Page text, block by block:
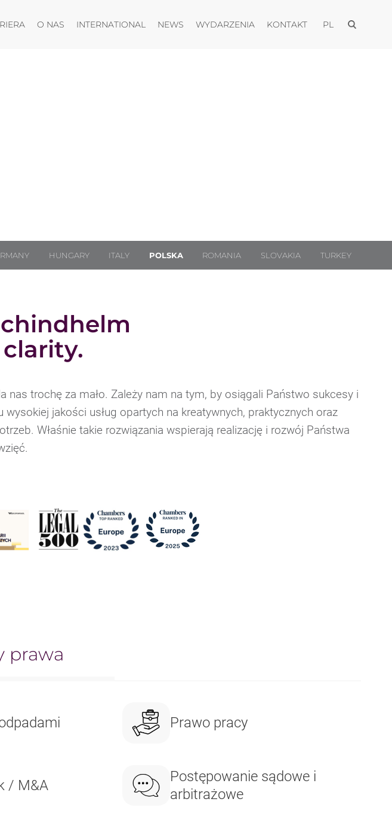
Otwórz menu
O NAS Otwórz menu
INTERNATIONAL Otwórz menu
NEWS Otwórz menu
WYDARZENIAOtwórz menu
KONTAKTOtwórz menu
PL Otwórz
HUNGARY ITALY POLSKA ROMANIA SLOVAKIA TURKEY
trochę za mało. Zależy nam na tym, by osiągali Państwo sukcesy i
jakości usług opartych na kreatywnych, praktycznych oraz
Właśnie takie rozwiązania wspierają realizację i rozwój Państwa
prawa
Prawo pracy
/ M&A
Postępowanie sądowe i
arbitrażowe